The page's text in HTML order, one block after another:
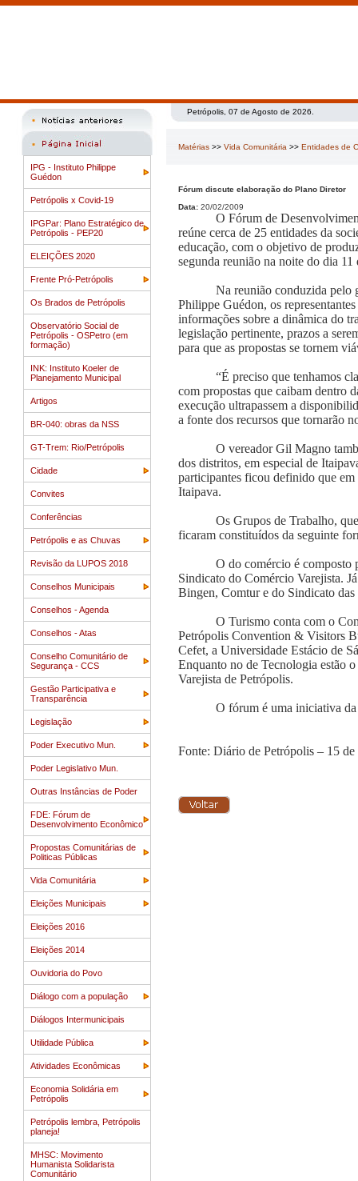
IPG - Instituto Philippe
Guédon
Petrópolis x Covid-19
IPGPar: Plano Estratégico de
Petrópolis - PEP20
ELEIÇÕES 2020
Frente Pró-Petrópolis
Os Brados de Petrópolis
Observatório Social de
Petrópolis - OSPetro (em
formação)
INK: Instituto Koeler de
Planejamento Municipal
Artigos
BR-040: obras da NSS
GT-Trem: Rio/Petrópolis
Cidade
Convites
Conferências
Petrópolis e as Chuvas
Revisão da LUPOS 2018
Conselhos Municipais
Conselhos - Agenda
Conselhos - Atas
Conselho Comunitário de
Segurança - CCS
Gestão Participativa e
Transparência
Legislação
Poder Executivo Mun.
Poder Legislativo Mun.
Outras Instâncias de Poder
FDE: Fórum de
Desenvolvimento Econômico
Propostas Comunitárias de
Politicas Públicas
Vida Comunitária
Eleições Municipais
Eleições 2016
Eleições 2014
Ouvidoria do Povo
Diálogo com a população
Diálogos Intermunicipais
Utilidade Pública
Atividades Econômicas
Economia Solidária em
Petrópolis
Petrópolis lembra, Petrópolis
planeja!
MHSC: Movimento
Humanista Solidarista
Comunitário
Petrópolis, 07 de Agosto de 2026.
Matérias >> Vida Comunitária >> Entidades de
Fórum discute elaboração do Plano Diretor
Data: 20/02/2009
O Fórum de
reúne cerca de 25 entidades da
educação, com o objetivo de
segunda reunião na noite do dia
Na reunião conduzida pelo
Philippe Guédon, os
informações sobre a dinâmica do
legislação pertinente, prazos a
para que as propostas se tornem
“É preciso que tenhamos
com propostas que caibam dentro
execução ultrapassem a
a fonte dos recursos que tornarão
O vereador Gil Magno
dos distritos, em especial de
participantes ficou definido que em
Itaipava.
Os Grupos de Trabalho,
ficaram constituídos da seguinte
O do comércio é
Sindicato do Comércio Varejista.
Bingen, Comtur e do Sindicato das
O Turismo conta com o
Petrópolis Convention & Visitors
Cefet, a Universidade Estácio de
Enquanto no de Tecnologia estão
Varejista de Petrópolis.
O fórum é uma iniciativa
Fonte: Diário de Petrópolis – 15